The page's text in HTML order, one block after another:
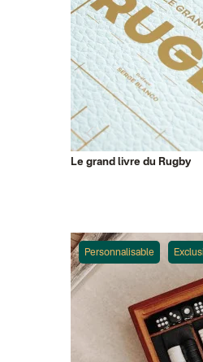
Le grand livre du Rugby
Personnalisable